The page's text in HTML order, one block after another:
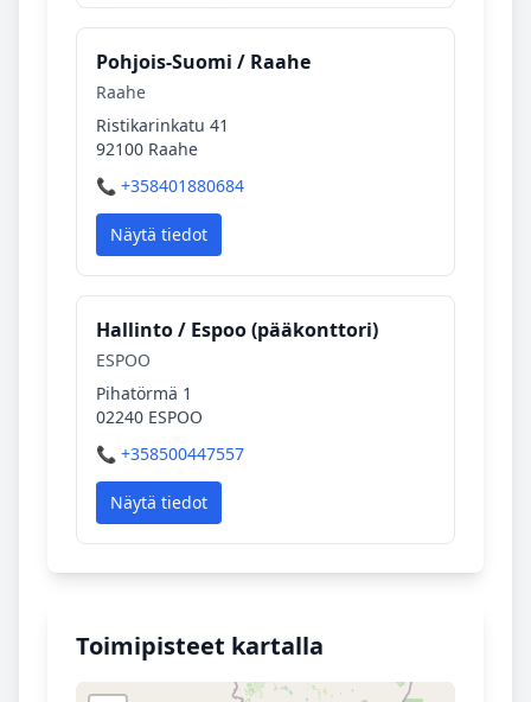
Pohjois‑Suomi / Raahe
Raahe
Ristikarinkatu 41
92100 Raahe
📞 +358401880684
Näytä tiedot
Hallinto / Espoo (pääkonttori)
ESPOO
Pihatörmä 1
02240 ESPOO
📞 +358500447557
Näytä tiedot
Toimipisteet kartalla